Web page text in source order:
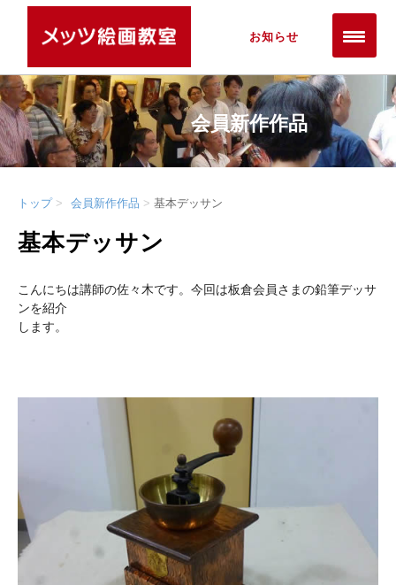
お知らせ
会員新作作品
トップ 会員新作作品 基本デッサン
基本デッサン
こんにちは講師の佐々木です。今回は板倉会員さまの鉛筆デッサ
ンを紹介
します。